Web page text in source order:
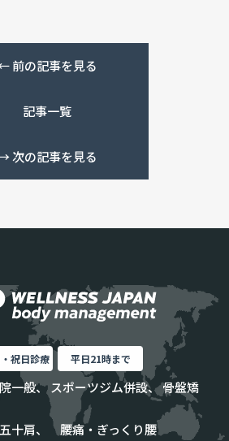
前の記事を見る
記事一覧
次の記事を見る
祝日診療 平日21時まで
一般、 スポーツジム併設、 骨盤矯
十肩、 腰痛・ぎっくり腰